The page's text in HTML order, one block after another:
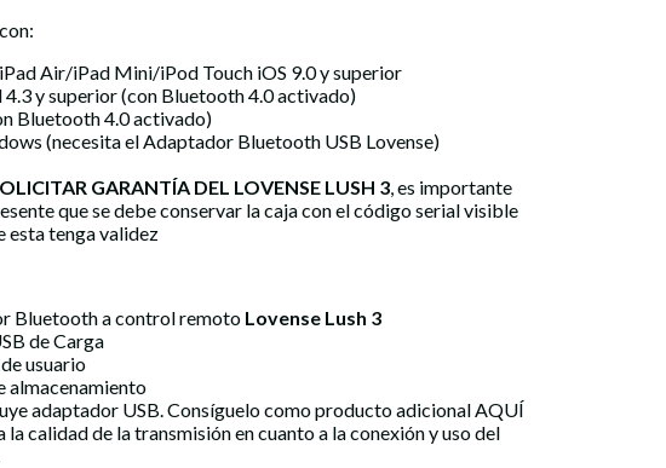
Air/iPad Mini/iPod Touch iOS 9.0 y superior
y superior (con Bluetooth 4.0 activado)
Bluetooth 4.0 activado)
(necesita el Adaptador Bluetooth USB Lovense)
GARANTÍA DEL LOVENSE LUSH 3, es importante
que se debe conservar la caja con el código serial visible
esta tenga validez
Bluetooth a control remoto Lovense Lush 3
de Carga
usuario
almacenamiento
adaptador USB. Consíguelo como producto adicional AQUÍ
la calidad de la transmisión en cuanto a la conexión y uso del